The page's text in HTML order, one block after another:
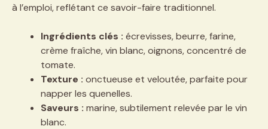
à l’emploi, reflétant ce savoir-faire traditionnel.
Ingrédients clés : écrevisses, beurre, farine,
crème fraîche, vin blanc, oignons, concentré de
tomate.
Texture : onctueuse et veloutée, parfaite pour
napper les quenelles.
Saveurs : marine, subtilement relevée par le vin
blanc.